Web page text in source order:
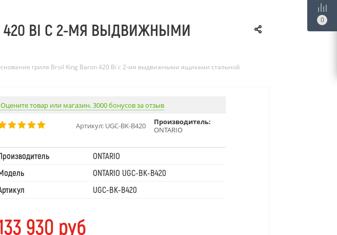
420 BI С 2-МЯ ВЫДВИЖНЫМИ
гриля Broil King Baron 420 Bi с 2-мя выдвижными ящиками стальной
Оцените товар или магазин. 3000 бонусов за отзыв
Артикул: UGC-BK-B420
Производитель:
ONTARIO
ONTARIO
ONTARIO UGC-BK-B420
UGC-BK-B420
930 руб
0